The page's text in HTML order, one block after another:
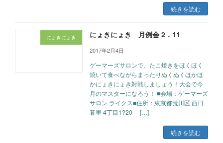
続きを読む
にょきにょき にょきにょき 月例会 2．11
2017年2月4日
ゲーマーズサロンで、たこ焼きをほくほく
焼いて食べながらまったりぬくぬくほかほ
かにょきにょき対戦しましょう！大会で今
月のマスターになろう！ ■会場：ゲーマーズ
サロン ライクス■住所：東京都荒川区 西日
暮里 4丁目1?20 […]
続きを読む